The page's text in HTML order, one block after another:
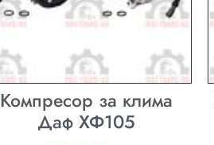
Компресор за клима
Даф ХФ105